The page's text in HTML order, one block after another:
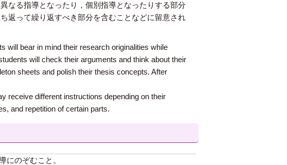
なる指導となったり，個別指導となったりする部分
返って繰り返すべき部分を含むことなどに留意され
will bear in mind their research originalities while
will check their arguments and think about their
sheets and polish their thesis concepts. After
receive different instructions depending on their
and repetition of certain parts.
にのぞむこと。